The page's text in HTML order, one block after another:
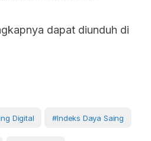
dapat diunduh di
Digital #indeks Daya Saing